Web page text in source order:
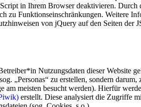
in Ihrem Browser deaktivieren.
zu Funktionseinschränkungen. Weitere
von jQuery auf den Seiten der
Nutzungsdaten dieser Website
„Personas“ zu erstellen, sondern
am meisten besucht werden). Hierfür
erstellt. Diese analysiert die Zugriffe